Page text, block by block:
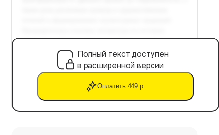
Полный текст доступен
в расширенной версии
Оплатить 449 р.